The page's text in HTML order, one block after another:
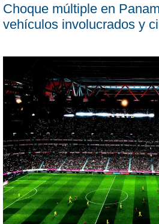
Choque múltiple en
vehículos involucrados y